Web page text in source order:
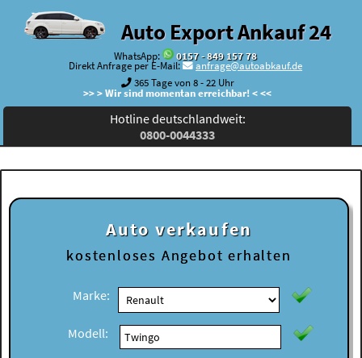
Auto Export Ankauf 24
WhatsApp:
0157 - 849 157 78
Direkt Anfrage per E-Mail:
anfrage@autoabkauf.de
365 Tage von 8 - 22 Uhr
>> > Wir sind momentan erreichbar! < <<
Hotline deutschlandweit:
0800-0044333
Auto verkaufen
kostenloses Angebot erhalten
Marke:
Modell: